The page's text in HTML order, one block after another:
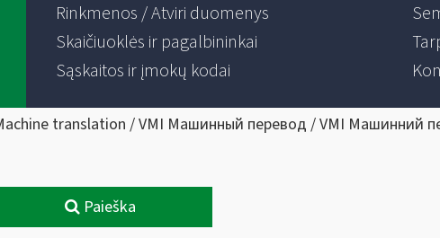
Rinkmenos / Atviri duomenys
Skaičiuoklės ir pagalbininkai
Sąskaitos ir įmokų kodai
translation / VMI Машинный перевод / VMI Машинний
Paieška